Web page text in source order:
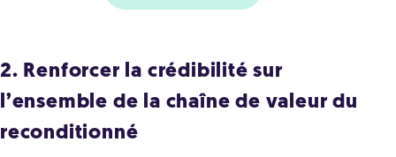
2. Renforcer la crédibilité sur
l’ensemble de la chaîne de valeur du
reconditionné